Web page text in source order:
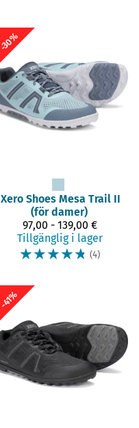
-30%
Xero Shoes Mesa Trail II
(för damer)
97,00 - 139,00 €
Tillgänglig i lager
☆☆☆☆☆ (4)
-41%